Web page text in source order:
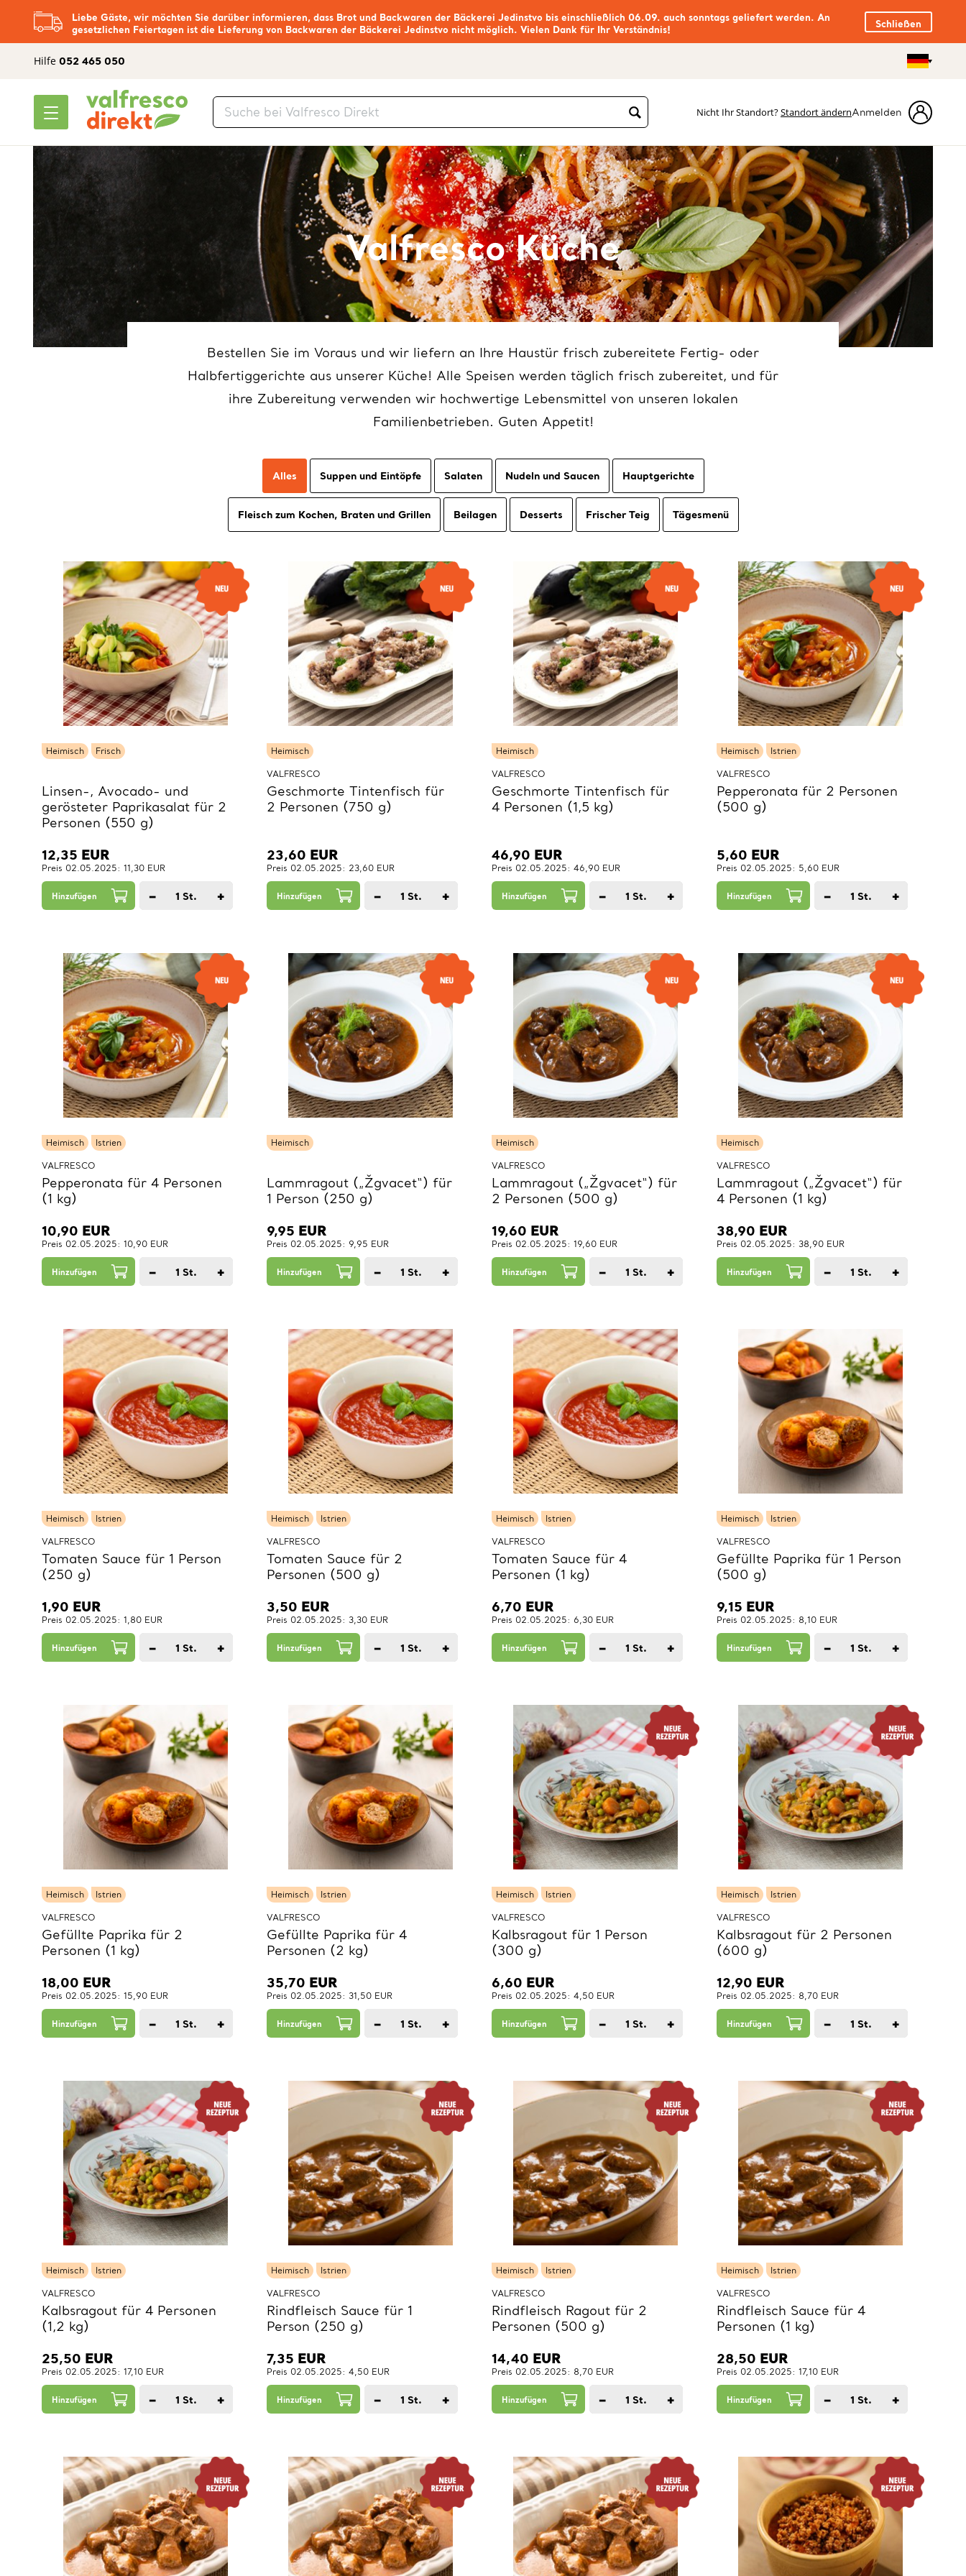
Liebe Gäste, wir möchten Sie darüber informieren, dass Brot und Backwaren der Bäckerei Jedinstvo bis einschließlich 06.09. auch sonntags geliefert werden. An
gesetzlichen Feiertagen ist die Lieferung von Backwaren der Bäckerei Jedinstvo nicht möglich. Vielen Dank für Ihr Verständnis!
Schließen
Hilfe 052 465 050
Nicht Ihr Standort?Standort ändernAnmelden
Valfresco Küche
Bestellen Sie im Voraus und wir liefern an Ihre Haustür frisch zubereitete Fertig- oder
Halbfertiggerichte aus unserer Küche! Alle Speisen werden täglich frisch zubereitet, und für
ihre Zubereitung verwenden wir hochwertige Lebensmittel von unseren lokalen
Familienbetrieben. Guten Appetit!
Alles Suppen und Eintöpfe Salaten Nudeln und Saucen Hauptgerichte
Fleisch zum Kochen, Braten und Grillen Beilagen Desserts Frischer Teig Tägesmenü
Heimisch Frisch
Linsen-, Avocado- und
gerösteter Paprikasalat für 2
Personen (550 g)
12,35 EUR
Preis 02.05.2025: 11,30 EUR
Hinzufügen − 1 St. +
Heimisch
VALFRESCO
Geschmorte Tintenfisch für
2 Personen (750 g)
23,60 EUR
Preis 02.05.2025: 23,60 EUR
Hinzufügen − 1 St. +
Heimisch
VALFRESCO
Geschmorte Tintenfisch für
4 Personen (1,5 kg)
46,90 EUR
Preis 02.05.2025: 46,90 EUR
Hinzufügen − 1 St. +
Heimisch Istrien
VALFRESCO
Pepperonata für 2 Personen
(500 g)
5,60 EUR
Preis 02.05.2025: 5,60 EUR
Hinzufügen − 1 St. +
Heimisch Istrien
VALFRESCO
Pepperonata für 4 Personen
(1 kg)
10,90 EUR
Preis 02.05.2025: 10,90 EUR
Hinzufügen − 1 St. +
Heimisch
Lammragout („Žgvacet“) für
1 Person (250 g)
9,95 EUR
Preis 02.05.2025: 9,95 EUR
Hinzufügen − 1 St. +
Heimisch
VALFRESCO
Lammragout („Žgvacet“) für
2 Personen (500 g)
19,60 EUR
Preis 02.05.2025: 19,60 EUR
Hinzufügen − 1 St. +
Heimisch
VALFRESCO
Lammragout („Žgvacet“) für
4 Personen (1 kg)
38,90 EUR
Preis 02.05.2025: 38,90 EUR
Hinzufügen − 1 St. +
Heimisch Istrien
VALFRESCO
Tomaten Sauce für 1 Person
(250 g)
1,90 EUR
Preis 02.05.2025: 1,80 EUR
Hinzufügen − 1 St. +
Heimisch Istrien
VALFRESCO
Tomaten Sauce für 2
Personen (500 g)
3,50 EUR
Preis 02.05.2025: 3,30 EUR
Hinzufügen − 1 St. +
Heimisch Istrien
VALFRESCO
Tomaten Sauce für 4
Personen (1 kg)
6,70 EUR
Preis 02.05.2025: 6,30 EUR
Hinzufügen − 1 St. +
Heimisch Istrien
VALFRESCO
Gefüllte Paprika für 1 Person
(500 g)
9,15 EUR
Preis 02.05.2025: 8,10 EUR
Hinzufügen − 1 St. +
Heimisch Istrien
VALFRESCO
Gefüllte Paprika für 2
Personen (1 kg)
18,00 EUR
Preis 02.05.2025: 15,90 EUR
Hinzufügen − 1 St. +
Heimisch Istrien
VALFRESCO
Gefüllte Paprika für 4
Personen (2 kg)
35,70 EUR
Preis 02.05.2025: 31,50 EUR
Hinzufügen − 1 St. +
Heimisch Istrien
VALFRESCO
Kalbsragout für 1 Person
(300 g)
6,60 EUR
Preis 02.05.2025: 4,50 EUR
Hinzufügen − 1 St. +
Heimisch Istrien
VALFRESCO
Kalbsragout für 2 Personen
(600 g)
12,90 EUR
Preis 02.05.2025: 8,70 EUR
Hinzufügen − 1 St. +
Heimisch Istrien
VALFRESCO
Kalbsragout für 4 Personen
(1,2 kg)
25,50 EUR
Preis 02.05.2025: 17,10 EUR
Hinzufügen − 1 St. +
Heimisch Istrien
VALFRESCO
Rindfleisch Sauce für 1
Person (250 g)
7,35 EUR
Preis 02.05.2025: 4,50 EUR
Hinzufügen − 1 St. +
Heimisch Istrien
VALFRESCO
Rindfleisch Ragout für 2
Personen (500 g)
14,40 EUR
Preis 02.05.2025: 8,70 EUR
Hinzufügen − 1 St. +
Heimisch Istrien
VALFRESCO
Rindfleisch Sauce für 4
Personen (1 kg)
28,50 EUR
Preis 02.05.2025: 17,10 EUR
Hinzufügen − 1 St. +